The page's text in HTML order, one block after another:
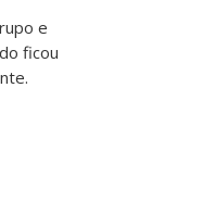
e
ficou